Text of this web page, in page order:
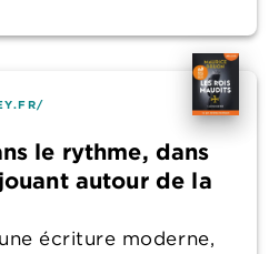
le rythme, dans
autour de la
écriture moderne,